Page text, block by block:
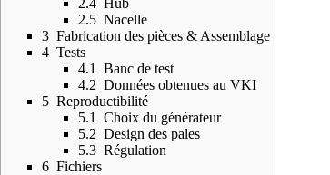
2.5 Nacelle
3 Fabrication des pièces & Assemblage
4 Tests
4.1
Banc de test
4.2 Données obtenues au VKI
5 Reproductibilité
5.1
Choix du générateur
5.2 Design des pales
5.3 Régulation
6 Fichiers